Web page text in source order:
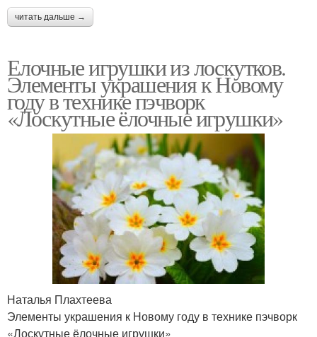
читать дальше →
Елочные игрушки из лоскутков.
Элементы украшения к Новому
году в технике пэчворк
«Лоскутные ёлочные игрушки»
Наталья Плахтеева
Элементы украшения к Новому году в технике пэчворк
«Лоскутные ёлочные игрушки»